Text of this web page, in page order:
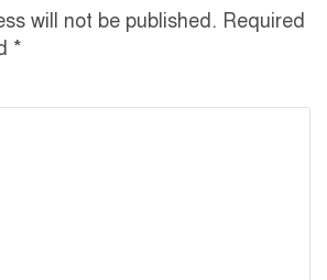
will not be published. Required
*